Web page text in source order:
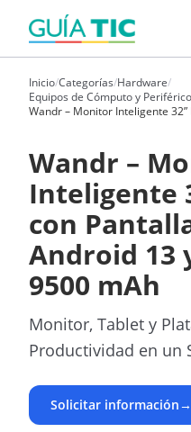
Inicio/Categorías/Hardware/
Equipos de Cómputo y
Wandr – Monitor Inteligente
Wandr –
Inteligente
con
Android 13
9500 mAh
Monitor, Tablet y
Productividad en un
Solicitar información→